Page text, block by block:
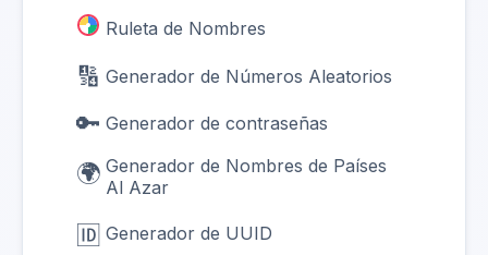
Ruleta de Nombres
🔢 Generador de Números Aleatorios
🔑 Generador de contraseñas
🌍 Generador de Nombres de Países
Al Azar
🆔 Generador de UUID